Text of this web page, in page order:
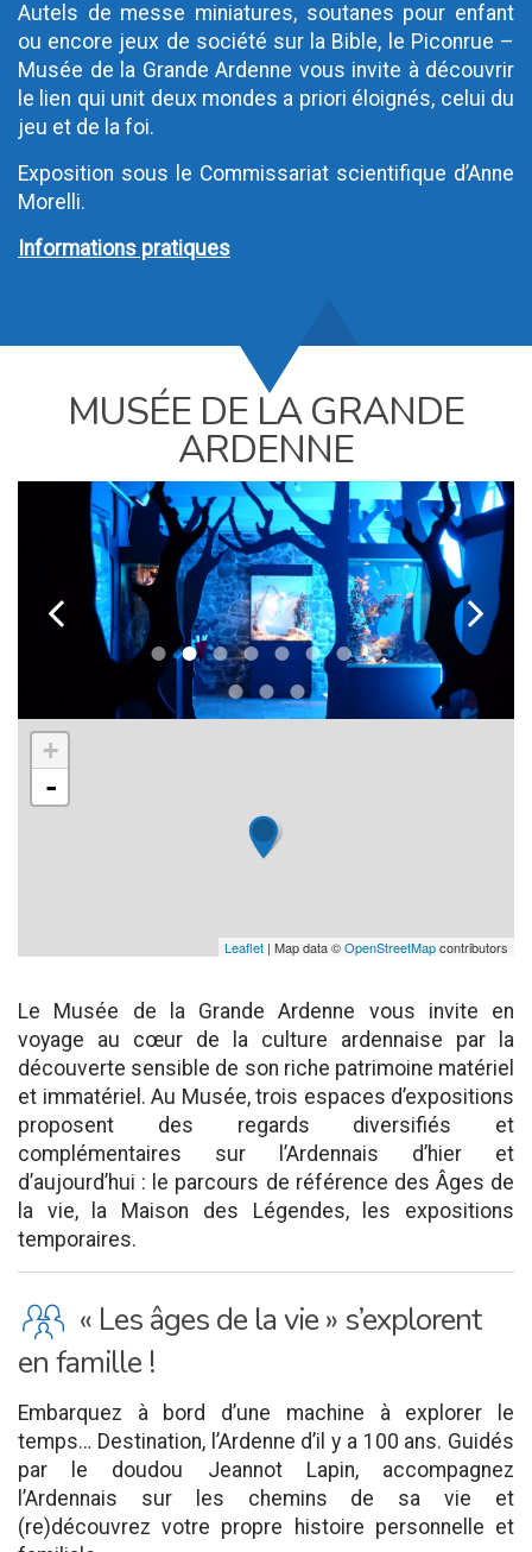
Autels de messe miniatures, soutanes pour enfant
ou encore jeux de société sur la Bible, le Piconrue –
Musée de la Grande Ardenne vous invite à découvrir
le lien qui unit deux mondes a priori éloignés, celui du
jeu et de la foi.
Exposition sous le Commissariat scientifique d’Anne
Morelli.
Informations pratiques
MUSÉE DE LA GRANDE
ARDENNE
k l
+
-
Leaflet | Map data ©OpenStreetMapcontributors
Le Musée de la Grande Ardenne vous invite en
voyage au cœur de la culture ardennaise par la
découverte sensible de son riche patrimoine matériel
et immatériel. Au Musée, trois espaces d’expositions
proposent des regards diversifiés et
complémentaires sur l’Ardennais d’hier et
d’aujourd’hui : le parcours de référence des Âges de
la vie, la Maison des Légendes, les expositions
temporaires.
K « Les âges de la vie » s’explorent
en famille !
Embarquez à bord d’une machine à explorer le
temps… Destination, l’Ardenne d’il y a 100 ans. Guidés
par le doudou Jeannot Lapin, accompagnez
l’Ardennais sur les chemins de sa vie et
(re)découvrez votre propre histoire personnelle et